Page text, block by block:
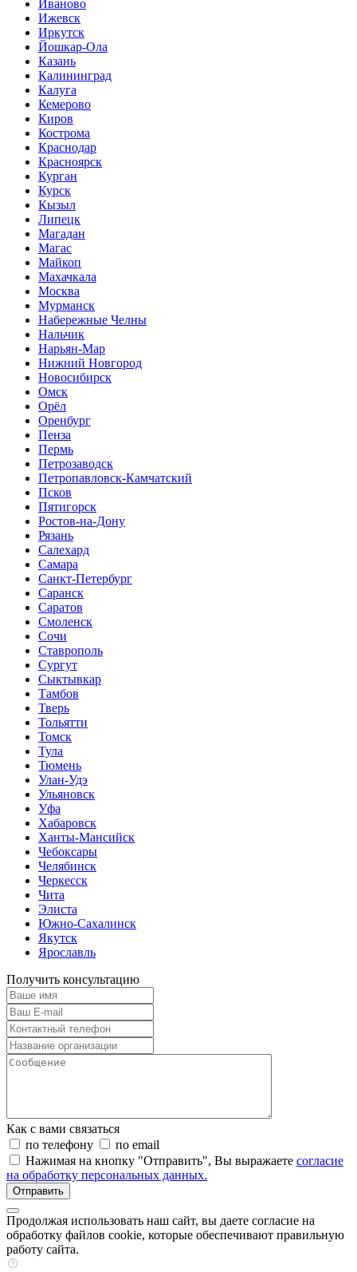
Иваново
Ижевск
Иркутск
Йошкар-Ола
Казань
Калининград
Калуга
Кемерово
Киров
Кострома
Краснодар
Красноярск
Курган
Курск
Кызыл
Липецк
Магадан
Магас
Майкоп
Махачкала
Москва
Мурманск
Набережные Челны
Нальчик
Нарьян-Мар
Нижний Новгород
Новосибирск
Омск
Орёл
Оренбург
Пенза
Пермь
Петрозаводск
Петропавловск-Камчатский
Псков
Пятигорск
Ростов-на-Дону
Рязань
Салехард
Самара
Санкт-Петербург
Саранск
Саратов
Смоленск
Сочи
Ставрополь
Сургут
Сыктывкар
Тамбов
Тверь
Тольятти
Томск
Тула
Тюмень
Улан-Удэ
Ульяновск
Уфа
Хабаровск
Ханты-Мансийск
Чебоксары
Челябинск
Черкесск
Чита
Элиста
Южно-Сахалинск
Якутск
Ярославль
Получить консультацию
Как с вами связаться
по телефону
по email
Нажимая на кнопку "Отправить", Вы выражаете согласие
на обработку персональных данных.
Отправить
Продолжая использовать наш сайт, вы даете согласие на
обработку файлов cookie, которые обеспечивают правильную
работу сайта.